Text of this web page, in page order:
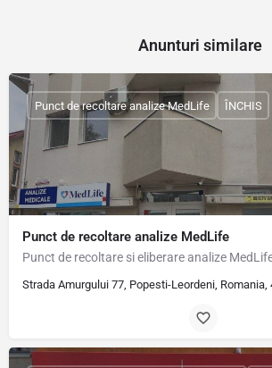
Anunturi similare
Punct de recoltare analize MedLife
Strada Amurgului 77, Popesti-Leordeni, Romania,
Punct de recoltare analize MedLife ÎNCHIS